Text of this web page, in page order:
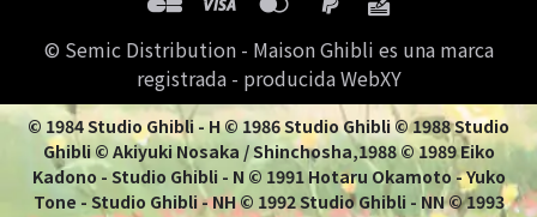
© Semic Distribution - Maison Ghibli es una marca
registrada - producida WebXY
© 1984 Studio Ghibli - H © 1986 Studio Ghibli © 1988 Studio
Ghibli © Akiyuki Nosaka / Shinchosha,1988 © 1989 Eiko
Kadono - Studio Ghibli - N © 1991 Hotaru Okamoto - Yuko
Tone - Studio Ghibli - NH © 1992 Studio Ghibli - NN © 1993